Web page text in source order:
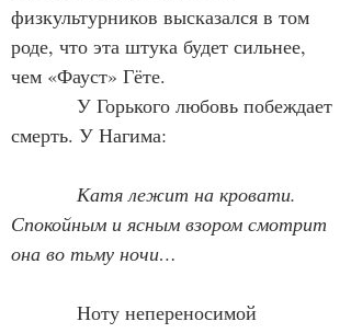
физкультурников высказался в том
роде, что эта штука будет сильнее,
чем «Фауст» Гёте.
смерть. У Нагима:
Катя лежит на кровати.
Спокойным и ясным взором смотрит
она во тьму ночи…